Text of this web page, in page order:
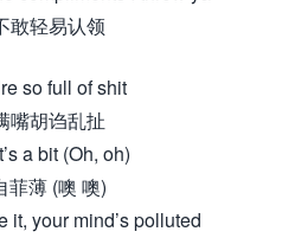
敢轻易认领
so full of shit
嘴胡诌乱扯
a bit (Oh, oh)
菲薄 (噢 噢)
it, your mind’s polluted